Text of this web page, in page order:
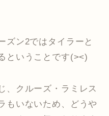
ズン2ではタイラーと
ということです(><)
、クルーズ・ラミレス
もいないため、どうや